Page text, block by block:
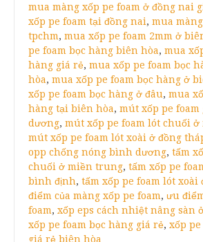
mua màng xốp pe foam ở đồng nai
xốp pe foam tại đồng nai, mua
tpchm, mua xốp pe foam 2mm ở
pe foam bọc hàng biên hòa, mua
hàng giá rẻ, mua xốp pe foam bọc
hòa, mua xốp pe foam bọc hàng ở
xốp pe foam bọc hàng ở đâu, mua
hàng tại biên hòa, mút xốp pe
dương, mút xốp pe foam lót chuối
mút xốp pe foam lót xoài ở đồng
opp chống nóng bình dương, tấm
chuối ở miền trung, tấm xốp pe
bình định, tấm xốp pe foam lót xoài
điểm của màng xốp pe foam, ưu
foam, xốp eps cách nhiệt nâng sàn
xốp pe foam bọc hàng giá rẻ, xốp
giá rẻ biên hòa